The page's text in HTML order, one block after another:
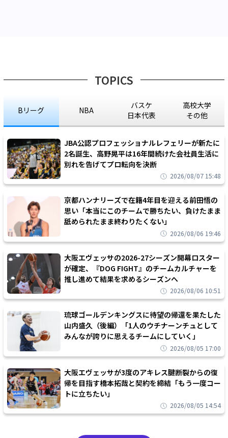
TOPICS
Bリーグ NBA
バスケ
日本代表
高校大学
その他
JBA公認プロフェッショナルレフェリーが新たに
2名誕生、高野晃平は16年間続けた会社員生活に
別れを告げてプロ転向を決断
2026/08/07 15:48
京都ハンナリーズで在籍4年目を迎える前田悟の
思い「本当にこのチームで勝ちたい、負けたまま
舐められたまま終わりたくない」
2026/08/06 19:46
大阪エヴェッサの2026-27シーズン開幕ロスター
が確定、『DOG FIGHT』のチームカルチャーを
推し進めて結果を求めるシーズンへ
2026/08/06 10:51
琉球ゴールデンキングスに待望の帰還を果たした
山内盛久（後編）「1人のウチナーンチュとして
みんなが誇りに思えるチームにしていく」
2026/08/05 17:00
大阪エヴェッサが3度のアキレス腱断裂からの復
帰を目指す橋本拓哉と契約を締結「もう一度コー
トに立ちたい」
2026/08/05 14:54